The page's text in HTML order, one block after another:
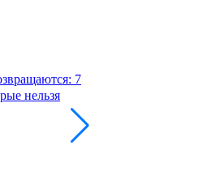
7
нельзя